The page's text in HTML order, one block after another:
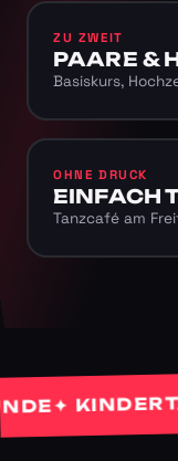
ZU ZWEIT
PAARE &
Basiskurs,
OHNE DRUCK
EINFACH
Tanzcafé am
✦